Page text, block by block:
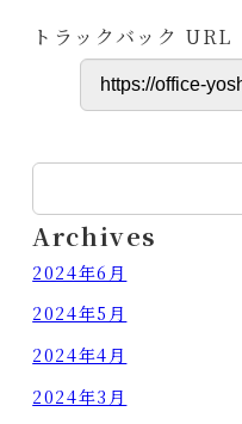
トラックバック URL
検
索
Archives
2024年6月
2024年5月
2024年4月
2024年3月